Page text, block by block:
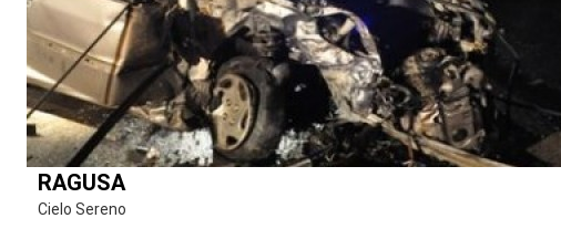
RAGUSA
Cielo Sereno